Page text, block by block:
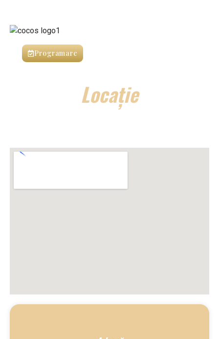
Programare
Locație